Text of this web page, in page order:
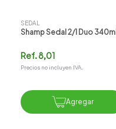
SEDAL
Shamp Sedal 2/1 Duo 340ml
Ref.8,01
Precios no incluyen IVA.
Agregar